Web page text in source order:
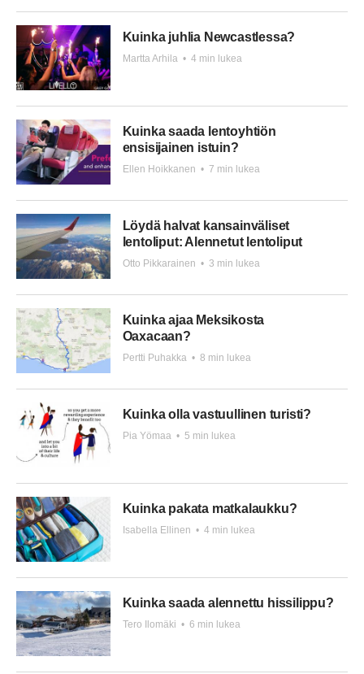
Kuinka juhlia Newcastlessa?
Martta Arhila • 4 min lukea
Kuinka saada lentoyhtiön
ensisijainen istuin?
Ellen Hoikkanen • 7 min lukea
Löydä halvat kansainväliset
lentoliput: Alennetut lentoliput
Otto Pikkarainen • 3 min lukea
Kuinka ajaa Meksikosta
Oaxacaan?
Pertti Puhakka • 8 min lukea
Kuinka olla vastuullinen turisti?
Pia Yömaa • 5 min lukea
Kuinka pakata matkalaukku?
Isabella Ellinen • 4 min lukea
Kuinka saada alennettu hissilippu?
Tero Ilomäki • 6 min lukea